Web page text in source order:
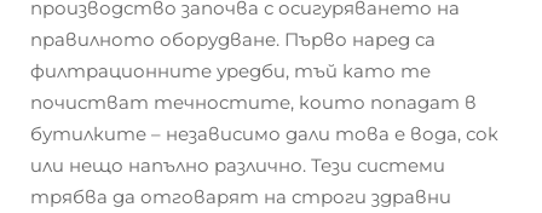
производство започва с осигуряването на
правилното оборудване. Първо наред са
филтрационните уредби, тъй като те
почистват течностите, които попадат в
бутилките – независимо дали това е вода, сок
или нещо напълно различно. Тези системи
трябва да отговарят на строги здравни